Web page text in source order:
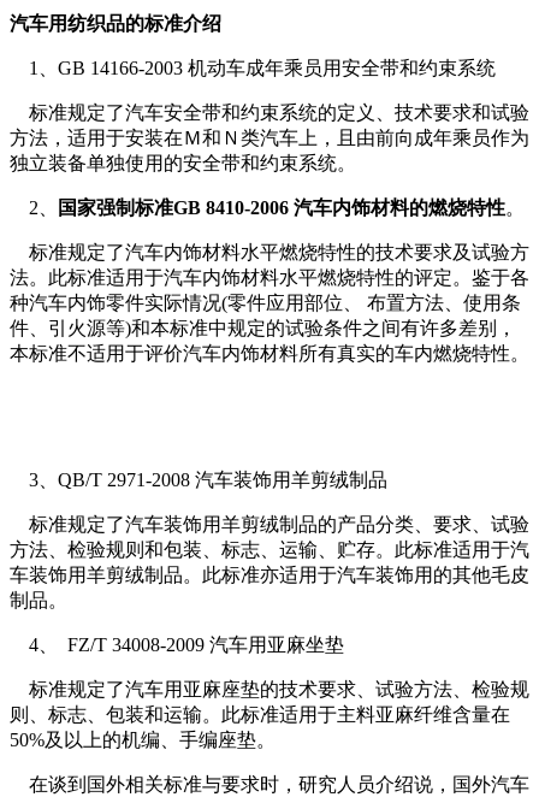
汽车用纺织品的标准介绍
1、GB 14166-2003 机动车成年乘员用安全带和约束系统
标准规定了汽车安全带和约束系统的定义、技术要求和试验
方法，适用于安装在Ｍ和Ｎ类汽车上，且由前向成年乘员作为
独立装备单独使用的安全带和约束系统。
2、 国家强制标准GB 8410-2006 汽车内饰材料的燃烧特性。
标准规定了汽车内饰材料水平燃烧特性的技术要求及试验方
法。此标准适用于汽车内饰材料水平燃烧特性的评定。鉴于各
种汽车内饰零件实际情况(零件应用部位、 布置方法、使用条
件、引火源等)和本标准中规定的试验条件之间有许多差别，
本标准不适用于评价汽车内饰材料所有真实的车内燃烧特性。
3、QB/T 2971-2008 汽车装饰用羊剪绒制品
标准规定了汽车装饰用羊剪绒制品的产品分类、要求、试验
方法、检验规则和包装、标志、运输、贮存。此标准适用于汽
车装饰用羊剪绒制品。此标准亦适用于汽车装饰用的其他毛皮
制品。
4、 FZ/T 34008-2009 汽车用亚麻坐垫
标准规定了汽车用亚麻座垫的技术要求、试验方法、检验规
则、标志、包装和运输。此标准适用于主料亚麻纤维含量在
50%及以上的机编、手编座垫。
在谈到国外相关标准与要求时，研究人员介绍说，国外汽车